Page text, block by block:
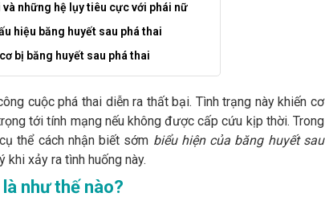
và những hệ lụy tiêu cực với phái nữ
hiệu băng huyết sau phá thai
bị băng huyết sau phá thai
cuộc phá thai diễn ra thất bại. Tình trạng này khiến cơ
tới tính mạng nếu không được cấp cứu kịp thời. Trong
thể cách nhận biết sớm biểu hiện của băng huyết sau
xảy ra tình huống này.
như thế nào?